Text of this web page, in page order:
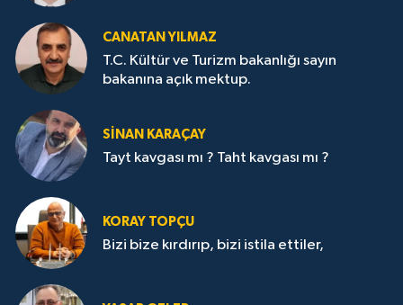
CANATAN YILMAZ
T.C. Kültür ve Turizm bakanlığı sayın
bakanına açık mektup.
SİNAN KARAÇAY
Tayt kavgası mı ? Taht kavgası mı ?
KORAY TOPÇU
Bizi bize kırdırıp, bizi istila ettiler,